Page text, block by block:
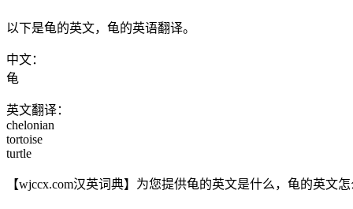
以下是龟的英文，龟的英语翻译。
中文：
龟
英文翻译：
chelonian
tortoise
turtle
【wjccx.com汉英词典】为您提供龟的英文是什么，龟的英文